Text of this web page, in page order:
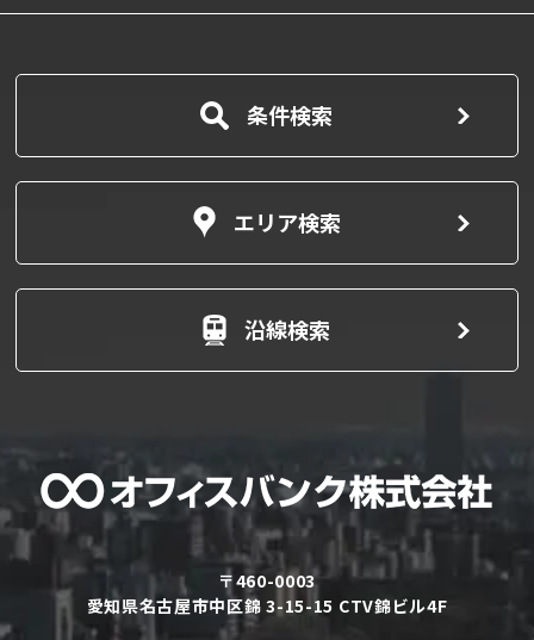
条件検索
エリア検索
沿線検索
〒460-0003
愛知県名古屋市中区錦 3-15-15 CTV錦ビル4F